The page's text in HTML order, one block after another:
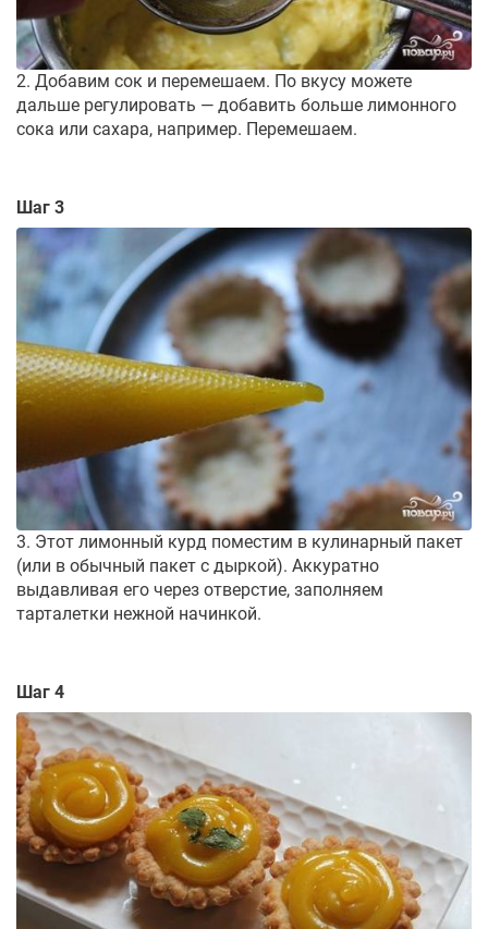
2. Добавим сок и перемешаем. По вкусу можете
дальше регулировать — добавить больше лимонного
сока или сахара, например. Перемешаем.
Шаг 3
3. Этот лимонный курд поместим в кулинарный пакет
(или в обычный пакет с дыркой). Аккуратно
выдавливая его через отверстие, заполняем
тарталетки нежной начинкой.
Шаг 4